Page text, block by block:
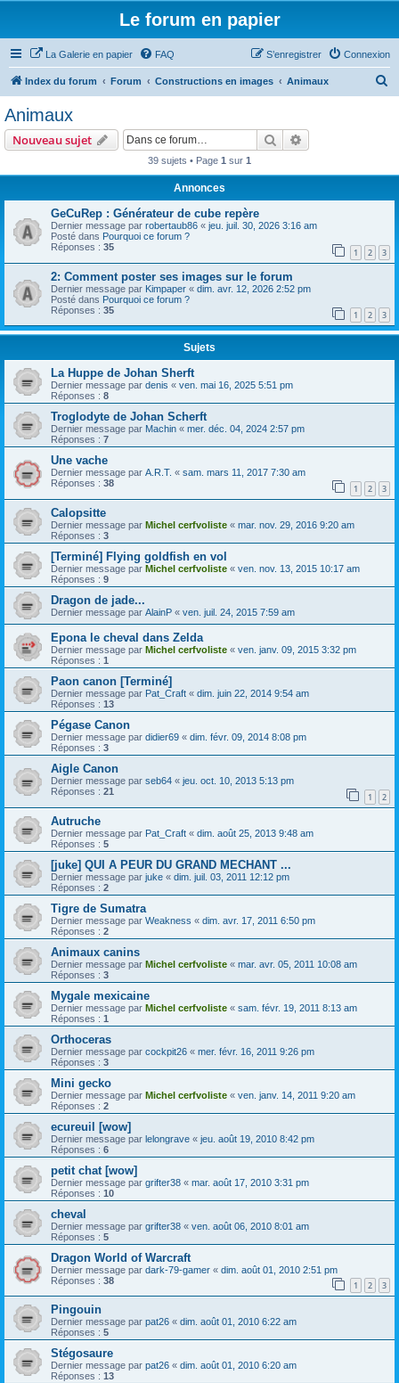
Le forum en papier
La Galerie en papier FAQ Connexion
S’enregistrer
Index du forum Forum Constructions en images Animaux
Animaux
Nouveau sujet Rechercher
39 sujets • Page 1 sur 1
Annonces
GeCuRep : Générateur de cube repère
Dernier message par robertaub86 « jeu. juil. 30, 2026 3:16 am
Posté dans Pourquoi ce forum ?
Réponses : 35 1 2 3
2: Comment poster ses images sur le forum
Dernier message par Kimpaper « dim. avr. 12, 2026 2:52 pm
Posté dans Pourquoi ce forum ?
Réponses : 35 1 2 3
Sujets
La Huppe de Johan Sherft
Dernier message par denis « ven. mai 16, 2025 5:51 pm
Réponses : 8
Troglodyte de Johan Scherft
Dernier message par Machin « mer. déc. 04, 2024 2:57 pm
Réponses : 7
Une vache
Dernier message par A.R.T. « sam. mars 11, 2017 7:30 am
Réponses : 38 1 2 3
Calopsitte
Dernier message par Michel cerfvoliste « mar. nov. 29, 2016 9:20 am
Réponses : 3
[Terminé] Flying goldfish en vol
Dernier message par Michel cerfvoliste « ven. nov. 13, 2015 10:17 am
Réponses : 9
Dragon de jade...
Dernier message par AlainP « ven. juil. 24, 2015 7:59 am
Epona le cheval dans Zelda
Dernier message par Michel cerfvoliste « ven. janv. 09, 2015 3:32 pm
Réponses : 1
Paon canon [Terminé]
Dernier message par Pat_Craft « dim. juin 22, 2014 9:54 am
Réponses : 13
Pégase Canon
Dernier message par didier69 « dim. févr. 09, 2014 8:08 pm
Réponses : 3
Aigle Canon
Dernier message par seb64 « jeu. oct. 10, 2013 5:13 pm
Réponses : 21 1 2
Autruche
Dernier message par Pat_Craft « dim. août 25, 2013 9:48 am
Réponses : 5
[juke] QUI A PEUR DU GRAND MECHANT ...
Dernier message par juke « dim. juil. 03, 2011 12:12 pm
Réponses : 2
Tigre de Sumatra
Dernier message par Weakness « dim. avr. 17, 2011 6:50 pm
Réponses : 2
Animaux canins
Dernier message par Michel cerfvoliste « mar. avr. 05, 2011 10:08 am
Réponses : 3
Mygale mexicaine
Dernier message par Michel cerfvoliste « sam. févr. 19, 2011 8:13 am
Réponses : 1
Orthoceras
Dernier message par cockpit26 « mer. févr. 16, 2011 9:26 pm
Réponses : 3
Mini gecko
Dernier message par Michel cerfvoliste « ven. janv. 14, 2011 9:20 am
Réponses : 2
ecureuil [wow]
Dernier message par lelongrave « jeu. août 19, 2010 8:42 pm
Réponses : 6
petit chat [wow]
Dernier message par grifter38 « mar. août 17, 2010 3:31 pm
Réponses : 10
cheval
Dernier message par grifter38 « ven. août 06, 2010 8:01 am
Réponses : 5
Dragon World of Warcraft
Dernier message par dark-79-gamer « dim. août 01, 2010 2:51 pm
Réponses : 38 1 2 3
Pingouin
Dernier message par pat26 « dim. août 01, 2010 6:22 am
Réponses : 5
Stégosaure
Dernier message par pat26 « dim. août 01, 2010 6:20 am
Réponses : 13